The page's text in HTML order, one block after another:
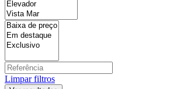
Limpar filtros